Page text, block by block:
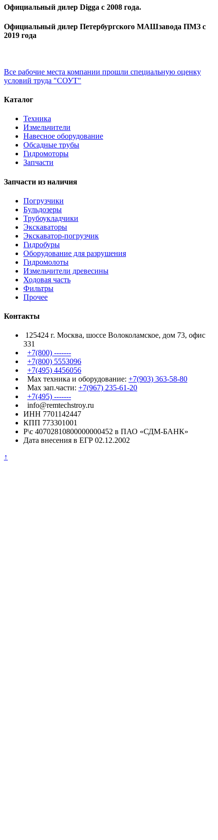
Официальный дилер Digga с 2008 года.
Официальный дилер Петербургского МАШзавода ПМЗ с
2019 года
Все рабочие места компании прошли специальную оценку
условий труда "СОУТ"
Каталог
Техника
Измельчители
Навесное оборудование
Обсадные трубы
Гидромоторы
Запчасти
Запчасти из наличия
Погрузчики
Бульдозеры
Трубоукладчики
Экскаваторы
Экскаватор-погрузчик
Гидробуры
Оборудование для разрушения
Гидромолоты
Измельчители древесины
Ходовая часть
Фильтры
Прочее
Контакты
125424 г. Москва, шоссе Волоколамское, дом 73, офис
331
+7(800) -------
+7(800) 5553096
+7(495) 4456056
Max техника и оборудование: +7(903) 363-58-80
Max зап.части: +7(967) 235-61-20
+7(495) -------
info@remtechstroy.ru
ИНН 7701142447
КПП 773301001
Р\с 40702810800000000452 в ПАО «СДМ-БАНК»
Дата внесения в ЕГР 02.12.2002
↑